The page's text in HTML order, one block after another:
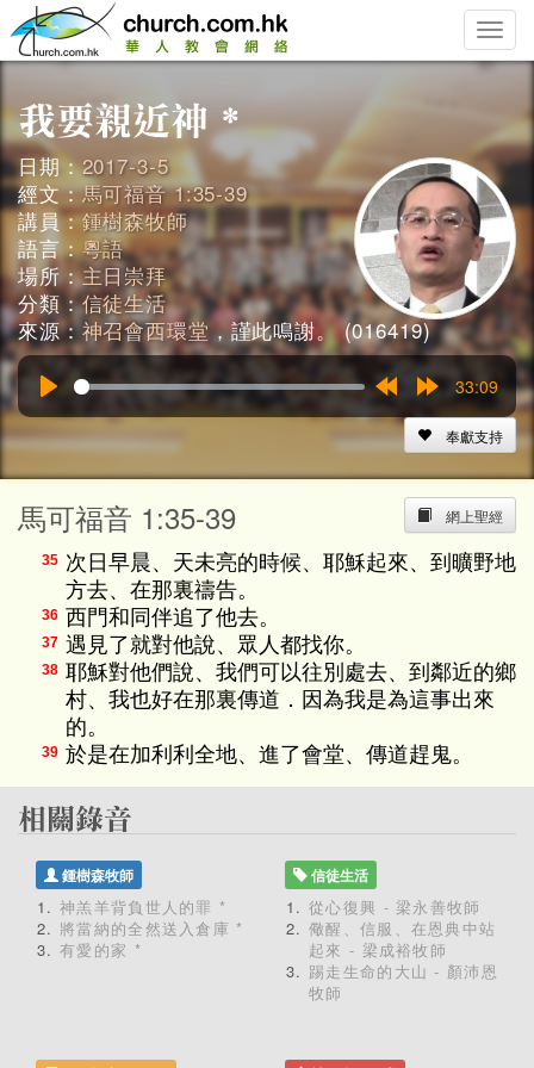
Toggle
日期：2017-3-5
經文：馬可福音 1:35-39
講員：鍾樹森牧師
語言： 粵語
場所：主日崇拜
分類：信徒生活
來源：神召會西環堂，謹此鳴謝。 (016419)
Rewind
15s
Forward
15s
33:09
奉獻支持
網上聖經
馬可福音 1:35-39
35 次日早晨、天未亮的時候、耶穌起來、到曠野地
方去、在那裏禱告。
36 西門和同伴追了他去。
37 遇見了就對他說、眾人都找你。
38 耶穌對他們說、我們可以往別處去、到鄰近的鄉
村、我也好在那裏傳道．因為我是為這事出來
的。
39 於是在加利利全地、進了會堂、傳道趕鬼。
鍾樹森牧師
神羔羊背負世人的罪 *
將當納的全然送入倉庫 *
有愛的家 *
信徒生活
從心復興 - 梁永善牧師
儆醒、信服、在恩典中站
起來 - 梁成裕牧師
踢走生命的大山 - 顏沛恩
牧師